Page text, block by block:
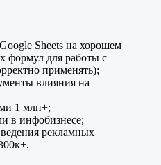
Sheets на хорошем
формул для работы с
применять);
влияния на
1 млн+;
в инфобизнесе;
рекламных